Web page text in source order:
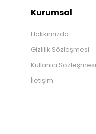
Kurumsal
Hakkımızda
Gizlilik Sözleşmesi
Kullanıcı Sözleşmesi
İletişim